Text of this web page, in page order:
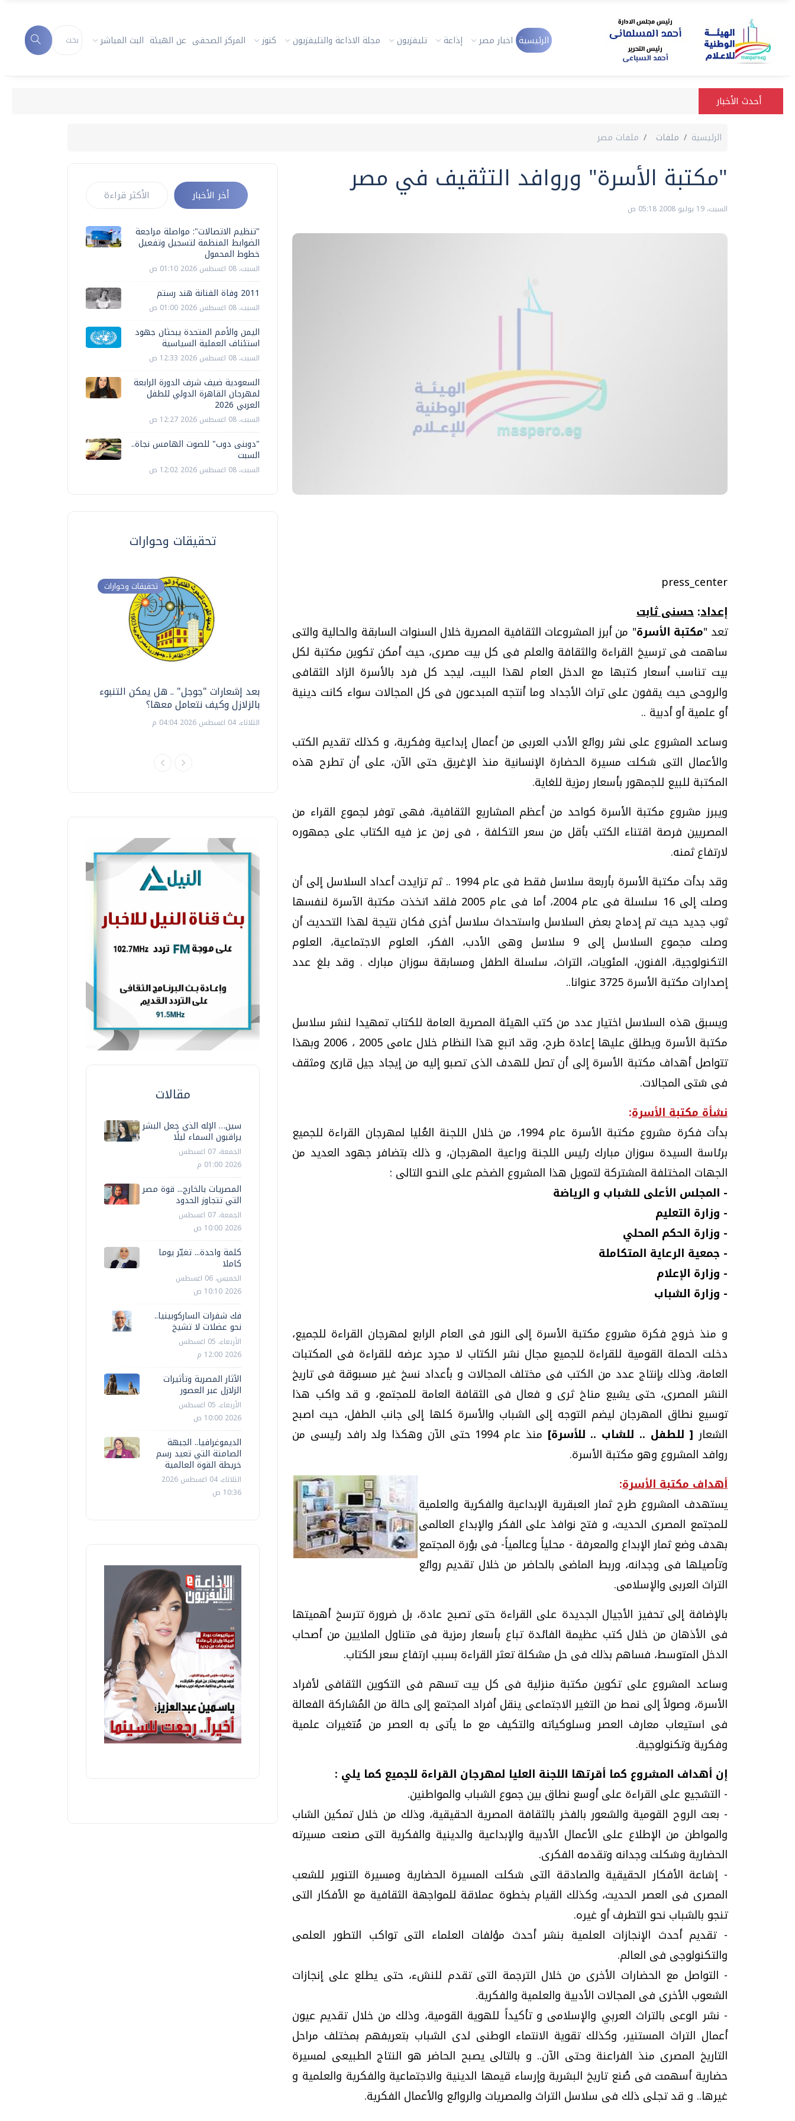
الرئيسية اخبار مصر إذاعة تليفزيون مجلة الاذاعة والتليفزيون كنوز المركز الصحفى عن الهيئة البث المباشر
أحدث الأخبار
الرئيسية ملفات ملفات مصر
"مكتبة الأسرة" وروافد التثقيف في مصر
السبت، 19 يوليو 2008 05:18 ص
press_center
إعداد: حسنى ثابت
تعد "مكتبة الأسرة" من أبرز المشروعات الثقافية المصرية خلال السنوات السابقة والحالية والتى
ساهمت فى ترسيخ القراءة والثقافة والعلم فى كل بيت مصرى، حيث أمكن تكوين مكتبة لكل
بيت تناسب أسعار كتبها مع الدخل العام لهذا البيت، ليجد كل فرد بالأسرة الزاد الثقافى
والروحى حيث يقفون على تراث الأجداد وما أنتجه المبدعون فى كل المجالات سواء كانت دينية
أو علمية أو أدبية ..
وساعد المشروع على نشر روائع الأدب العربى من أعمال إبداعية وفكرية، و كذلك تقديم الكتب
والأعمال التى شكلت مسيرة الحضارة الإنسانية منذ الإغريق حتى الآن، على أن تطرح هذه
المكتبة للبيع للجمهور بأسعار رمزية للغاية.
ويبرز مشروع مكتبة الأسرة كواحد من أعظم المشاريع الثقافية، فهى توفر لجموع القراء من
المصريين فرصة اقتناء الكتب بأقل من سعر التكلفة ، فى زمن عز فيه الكتاب على جمهوره
لارتفاع ثمنه.
وقد بدأت مكتبة الأسرة بأربعة سلاسل فقط فى عام 1994 .. ثم تزايدت أعداد السلاسل إلى أن
وصلت إلى 16 سلسلة فى عام 2004، أما فى عام 2005 فلقد اتخذت مكتبة الآسرة لنفسها
ثوب جديد حيث تم إدماج بعض السلاسل واستحداث سلاسل أخرى فكان نتيجة لهذا التحديث أن
وصلت مجموع السلاسل إلى 9 سلاسل وهى الأدب، الفكر، العلوم الاجتماعية، العلوم
التكنولوجية، الفنون، المئويات، التراث، سلسلة الطفل ومسابقة سوزان مبارك . وقد بلغ عدد
إصدارات مكتبة الأسرة 3725 عنوانا..
ويسبق هذه السلاسل اختيار عدد من كتب الهيئة المصرية العامة للكتاب تمهيدا لنشر سلاسل
مكتبة الأسرة ويطلق عليها إعادة طرح، وقد اتبع هذا النظام خلال عامى 2005 ، 2006 وبهذا
تتواصل أهداف مكتبة الأسرة إلى أن تصل للهدف الذى تصبو إليه من إيجاد جيل قارئ ومثقف
فى شتى المجالات.
نشأة مكتبة الأسرة:
بدأت فكرة مشروع مكتبة الأسرة عام 1994، من خلال اللجنة العُليا لمهرجان القراءة للجميع
برئاسة السيدة سوزان مبارك رئيس اللجنة وراعية المهرجان، و ذلك بتضافر جهود العديد من
الجهات المختلفة المشتركة لتمويل هذا المشروع الضخم على النحو التالى :
- المجلس الأعلى للشباب و الرياضة
- وزارة التعليم
- وزارة الحكم المحلي
- جمعية الرعاية المتكاملة
- وزارة الإعلام
- وزارة الشباب
و منذ خروج فكرة مشروع مكتبة الأسرة إلى النور فى العام الرابع لمهرجان القراءة للجميع،
دخلت الحملة القومية للقراءة للجميع مجال نشر الكتاب لا مجرد عرضه للقراءة فى المكتبات
العامة، وذلك بإنتاج عدد من الكتب فى مختلف المجالات و بأعداد نسخ غير مسبوقة فى تاريخ
النشر المصرى، حتى يشيع مناخ ثرى و فعال فى الثقافة العامة للمجتمع، و قد واكب هذا
توسيع نطاق المهرجان ليضم التوجه إلى الشباب والأسرة كلها إلى جانب الطفل، حيث اصبح
الشعار [ للطفل .. للشاب .. للأسرة]
منذ عام 1994 حتى الآن وهكذا ولد رافد رئيسى من
روافد المشروع وهو مكتبة الأسرة.
أهداف مكتبة الأسرة:
يستهدف المشروع طرح ثمار العبقرية الإبداعية والفكرية والعلمية
للمجتمع المصرى الحديث، و فتح نوافذ على الفكر والإبداع العالمى
بهدف وضع ثمار الإبداع والمعرفة - محلياً وعالمياً- فى بؤرة المجتمع
وتأصيلها فى وجدانه، وربط الماضى بالحاضر من خلال تقديم روائع
التراث العربى والإسلامى.
بالإضافة إلى تحفيز الأجيال الجديدة على القراءة حتى تصبح عادة، بل ضرورة تترسخ أهميتها
فى الأذهان من خلال كتب عظيمة الفائدة تباع بأسعار رمزية فى متناول الملايين من أصحاب
الدخل المتوسط، فساهم بذلك فى حل مشكلة تعثر القراءة بسبب ارتفاع سعر الكتاب.
وساعد المشروع على تكوين مكتبة منزلية فى كل بيت تسهم فى التكوين الثقافى لأفراد
الأسرة، وصولاً إلى نمط من التغير الاجتماعى ينقل أفراد المجتمع إلى حالة من المُشاركة الفعالة
فى استيعاب معارف العصر وسلوكياته والتكيف مع ما يأتى به العصر من مُتغيرات علمية
وفكرية وتكنولوجية.
إن أهداف المشروع كما أقرتها اللجنة العليا لمهرجان القراءة للجميع كما يلي :
- التشجيع على القراءة على أوسع نطاق بين جموع الشباب والمواطنين.
- بعث الروح القومية والشعور بالفخر بالثقافة المصرية الحقيقية، وذلك من خلال تمكين الشاب
والمواطن من الإطلاع على الأعمال الأدبية والإبداعية والدينية والفكرية التى صنعت مسيرته
الحضارية وشكلت وجدانه وتقدمه الفكرى.
- إشاعة الأفكار الحقيقية والصادقة التى شكلت المسيرة الحضارية ومسيرة التنوير للشعب
المصرى فى العصر الحديث، وكذلك القيام بخطوة عملاقة للمواجهة الثقافية مع الأفكار التى
تنجو بالشباب نحو التطرف أو غيره.
- تقديم أحدث الإنجازات العلمية بنشر أحدث مؤلفات العلماء التى تواكب التطور العلمى
والتكنولوجى فى العالم.
- التواصل مع الحضارات الأخرى من خلال الترجمة التى تقدم للنشء، حتى يطلع على إنجازات
الشعوب الأخرى فى المجالات الأدبية والعلمية والفكرية.
- نشر الوعى بالتراث العربي والإسلامى و تأكيداً للهوية القومية، وذلك من خلال تقديم عيون
أعمال التراث المستنير، وكذلك تقوية الانتماء الوطنى لدى الشباب بتعريفهم بمختلف مراحل
التاريخ المصرى منذ الفراعنة وحتى الآن.. و بالتالى يصبح الحاضر هو النتاج الطبيعى لمسيرة
حضارية أسهمت فى صُنع تاريخ البشرية وإرساء قيمها الدينية والاجتماعية والفكرية والعلمية و
غيرها.. و قد تجلى ذلك فى سلاسل التراث والمصريات والروائع والأعمال الفكرية.
أخر الأخبار الأكثر قراءة
"تنظيم الاتصالات": مواصلة مراجعة
الضوابط المنظمة لتسجيل وتفعيل
خطوط المحمول
السبت، 08 اغسطس 2026 01:10 ص
2011 وفاة الفنانة هند رستم
السبت، 08 اغسطس 2026 01:00 ص
اليمن والأمم المتحدة يبحثان جهود
استئناف العملية السياسية
السبت، 08 اغسطس 2026 12:33 ص
السعودية ضيف شرف الدورة الرابعة
لمهرجان القاهرة الدولي للطفل
العربي 2026
السبت، 08 اغسطس 2026 12:27 ص
"دوبنى دوب" للصوت الهامس نجاة..
السبت
السبت، 08 اغسطس 2026 12:02 ص
تحقيقات وحوارات
تحقيقات وحوارات
بعد إشعارات "جوجل" .. هل يمكن التنبوء
بالزلازل وكيف نتعامل معها؟
الثلاثاء، 04 اغسطس 2026 04:04 م
دليلك للتنسيق الجامعي .. تساؤلات
وإجابات
فيديو.. الإعلام الرقمي.. تقنيات واعدة
وتحديات هائلة
تحقيقات وحوارات
موجات الطقس الساخنة.. لماذا تحدث وكيف
مقالات
سين… الإله الذي جعل البشر
يراقبون السماء ليلًا
الجمعة، 07 اغسطس
2026 01:00 م
المصريات بالخارج... قوة مصر
التي تتجاوز الحدود
الجمعة، 07 اغسطس
2026 10:00 ص
كلمة واحدة... تغيّر يوما
كاملا
الخميس، 06 اغسطس
2026 10:10 ص
فك شفرات الساركوبينيا..
نحو عضلات لا تشيخ
الأربعاء، 05 اغسطس
2026 12:00 م
الآثار المصرية وتأثيرات
الزلازل عبر العصور
الأربعاء، 05 اغسطس
2026 10:00 ص
الديموغرافيا.. الجبهة
الصامتة التي تعيد رسم
خريطة القوة العالمية
الثلاثاء، 04 اغسطس 2026
10:36 ص